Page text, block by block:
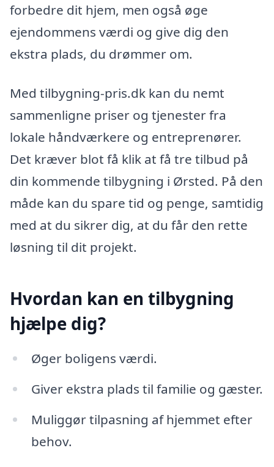
forbedre dit hjem, men også øge
ejendommens værdi og give dig den
ekstra plads, du drømmer om.
Med tilbygning-pris.dk kan du nemt
sammenligne priser og tjenester fra
lokale håndværkere og entreprenører.
Det kræver blot få klik at få tre tilbud på
din kommende tilbygning i Ørsted. På den
måde kan du spare tid og penge, samtidig
med at du sikrer dig, at du får den rette
løsning til dit projekt.
Hvordan kan en tilbygning
hjælpe dig?
Øger boligens værdi.
Giver ekstra plads til familie og gæster.
Muliggør tilpasning af hjemmet efter
behov.